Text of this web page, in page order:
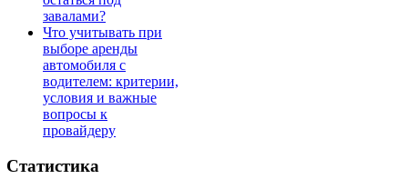
завалами?
Что учитывать при
выборе аренды
автомобиля с
водителем: критерии,
условия и важные
вопросы к
провайдеру
Статистика